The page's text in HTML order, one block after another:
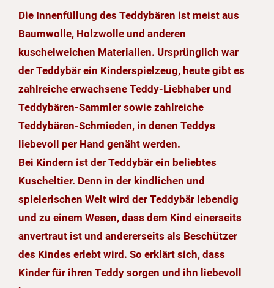
Die Innenfüllung des Teddybären ist meist aus
Baumwolle, Holzwolle und anderen
kuschelweichen Materialien. Ursprünglich war
der Teddybär ein Kinderspielzeug, heute gibt es
zahlreiche erwachsene Teddy-Liebhaber und
Teddybären-Sammler sowie zahlreiche
Teddybären-Schmieden, in denen Teddys
liebevoll per Hand genäht werden.
Bei Kindern ist der Teddybär ein beliebtes
Kuscheltier. Denn in der kindlichen und
spielerischen Welt wird der Teddybär lebendig
und zu einem Wesen, dass dem Kind einerseits
anvertraut ist und andererseits als Beschützer
des Kindes erlebt wird. So erklärt sich, dass
Kinder für ihren Teddy sorgen und ihn liebevoll